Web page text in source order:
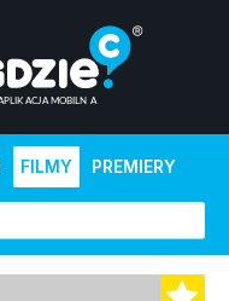
FILMY PREMIERY